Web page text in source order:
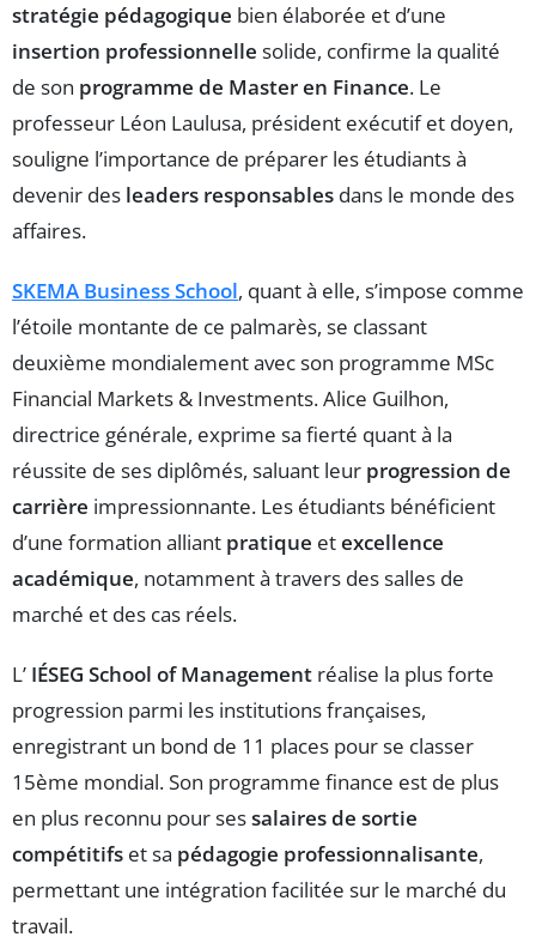
stratégie pédagogique bien élaborée et d’une
insertion professionnelle solide, confirme la qualité
de son programme de Master en Finance. Le
professeur Léon Laulusa, président exécutif et doyen,
souligne l’importance de préparer les étudiants à
devenir des leaders responsables dans le monde des
affaires.
SKEMA Business School, quant à elle, s’impose comme
l’étoile montante de ce palmarès, se classant
deuxième mondialement avec son programme MSc
Financial Markets & Investments. Alice Guilhon,
directrice générale, exprime sa fierté quant à la
réussite de ses diplômés, saluant leur progression de
carrière impressionnante. Les étudiants bénéficient
d’une formation alliant pratique etexcellence
académique, notamment à travers des salles de
marché et des cas réels.
L’ IÉSEG School of Management réalise la plus forte
progression parmi les institutions françaises,
enregistrant un bond de 11 places pour se classer
15ème mondial. Son programme finance est de plus
en plus reconnu pour sessalaires de sortie
compétitifs et sa pédagogie professionnalisante,
permettant une intégration facilitée sur le marché du
travail.